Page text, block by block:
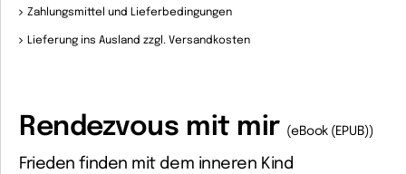
Zahlungsmittel und Lieferbedingungen
Lieferung ins Ausland zzgl. Versandkosten
Rendezvous mit mir (eBook (EPUB))
Frieden finden mit dem inneren Kind